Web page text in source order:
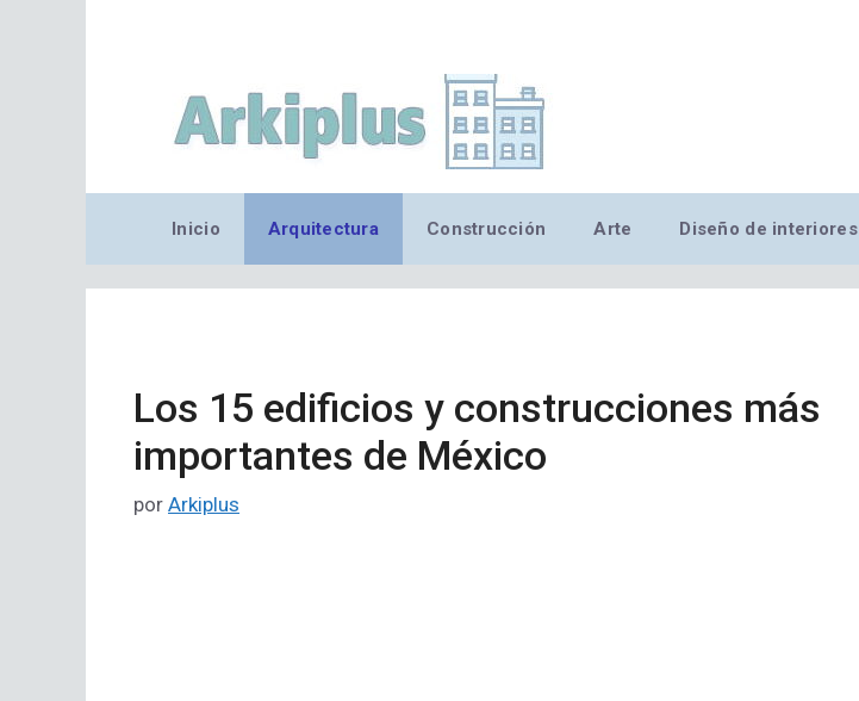
Inicio Arquitectura Construcción Arte Diseño de interiores
Los 15 edificios y construcciones más
importantes de México
por Arkiplus